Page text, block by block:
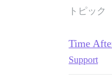
トピック
Time
Support